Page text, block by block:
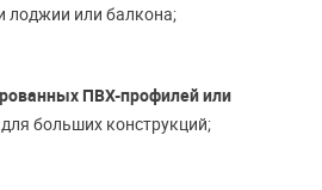
лоджии или балкона;
ПВХ-профилей или
больших конструкций;